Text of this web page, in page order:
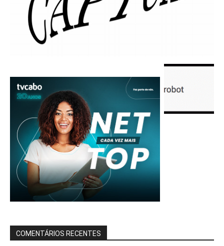
COMENTÁRIOS RECENTES